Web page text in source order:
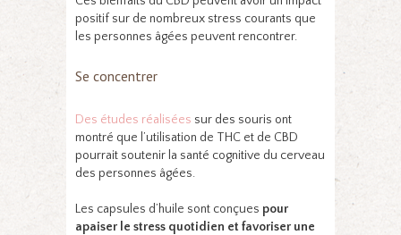
positif sur de nombreux stress courants que
les personnes âgées peuvent rencontrer.
Se concentrer
Des études réalisées sur des souris ont
montré que l’utilisation de THC et de CBD
pourrait soutenir la santé cognitive du cerveau
des personnes âgées.
Les capsules d’huile sont conçues pour
apaiser le stress quotidien et favoriser une